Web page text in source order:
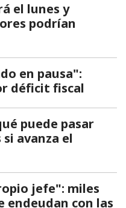
el lunes y
podrían
en pausa":
déficit fiscal
puede pasar
avanza el
jefe": miles
endeudan con las